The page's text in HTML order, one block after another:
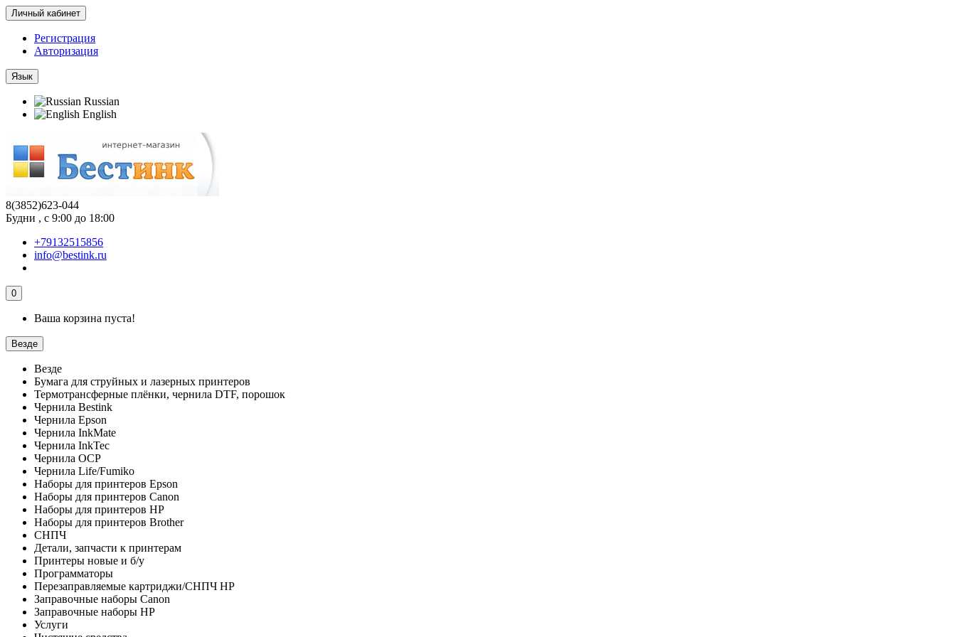
Личный кабинет
Регистрация
Авторизация
Язык
Russian
English
8(3852)623-044
Будни , с 9:00 до 18:00
+79132515856
info@bestink.ru
0
Ваша корзина пуста!
Везде
Везде
Бумага для струйных и лазерных принтеров
Термотрансферные плёнки, чернила DTF, порошок
Чернила Bestink
Чернила Epson
Чернила InkMate
Чернила InkTec
Чернила OCP
Чернила Life/Fumiko
Наборы для принтеров Epson
Наборы для принтеров Canon
Наборы для принтеров HP
Наборы для принтеров Brother
СНПЧ
Детали, запчасти к принтерам
Принтеры новые и б/у
Программаторы
Перезаправляемые картриджи/СНПЧ HP
Заправочные наборы Canon
Заправочные наборы HP
Услуги